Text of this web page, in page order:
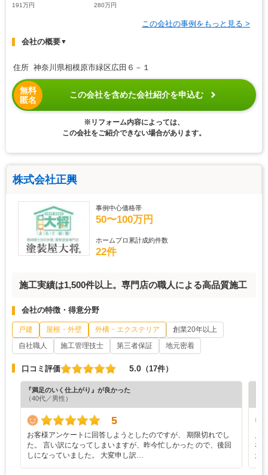
191万円 280万円
この会社の事例をもっと見る >
会社の概要▼
住所 神奈川県相模原市緑区広田６－１
無料
匿名
この会社を含めた会社紹介を申込む
※リフォーム内容によっては、
この会社をご紹介できない場合があります。
株式会社正興
事例中心価格帯
50〜100万円
ホームプロ累計成約件数
22件
施工実績は1,500件以上。専門店の職人による高品質施工
会社の特徴・得意分野
戸建 屋根・外壁 外構・エクステリア
創業20年以上
自社職人
施工管理技士 第三者保証 地元密着
口コミ評価 5.0 （17件）
『満足のいく仕上がり』が良かった
（40代／男性）
5
お客様アンケートに回答しようとしたのですが、 期限切れでし
た。 言い訳になってしまいますが、昨今忙しかった ので、後回
しになっていました。 大変申し訳…
な
た